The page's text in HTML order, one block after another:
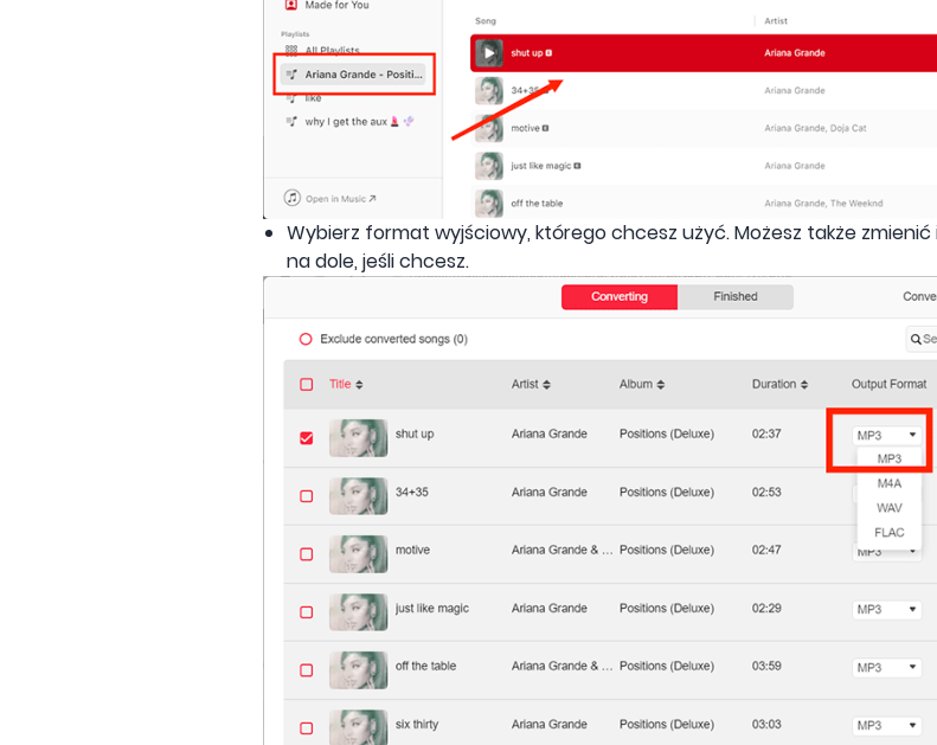
Wybierz format wyjściowy, którego chcesz użyć. Możesz także
na dole, jeśli chcesz.